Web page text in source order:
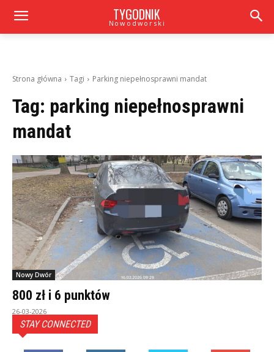
TYGODNIK
Nowodworski
Strona główna Tagi Parking niepełnosprawni mandat
Tag: parking niepełnosprawni
mandat
Nowy Dwór
800 zł i 6 punktów
26-03-2026
STAY CONNECTED